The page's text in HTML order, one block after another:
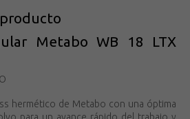
Metabo WB 18 LTX
hermético de Metabo con una óptima